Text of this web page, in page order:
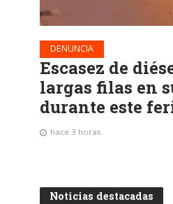
DENUNCIA
Escasez de
largas filas en
durante este
hace 3 horas
Noticias destacadas